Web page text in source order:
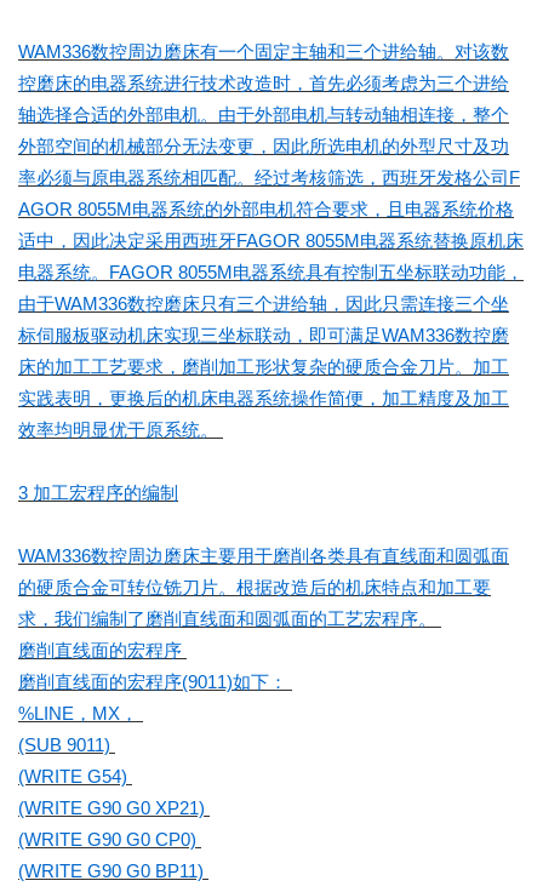
WAM336数控周边磨床有一个固定主轴和三个进给轴。对该数
控磨床的电器系统进行技术改造时，首先必须考虑为三个进给
轴选择合适的外部电机。由于外部电机与转动轴相连接，整个
外部空间的机械部分无法变更，因此所选电机的外型尺寸及功
率必须与原电器系统相匹配。经过考核筛选，西班牙发格公司F
AGOR 8055M电器系统的外部电机符合要求，且电器系统价格
适中，因此决定采用西班牙FAGOR 8055M电器系统替换原机床
电器系统。FAGOR 8055M电器系统具有控制五坐标联动功能，
由于WAM336数控磨床只有三个进给轴，因此只需连接三个坐
标伺服板驱动机床实现三坐标联动，即可满足WAM336数控磨
床的加工工艺要求，磨削加工形状复杂的硬质合金刀片。加工
实践表明，更换后的机床电器系统操作简便，加工精度及加工
效率均明显优于原系统。
3 加工宏程序的编制
WAM336数控周边磨床主要用于磨削各类具有直线面和圆弧面
的硬质合金可转位铣刀片。根据改造后的机床特点和加工要
求，我们编制了磨削直线面和圆弧面的工艺宏程序。
磨削直线面的宏程序
磨削直线面的宏程序(9011)如下：
%LINE，MX，
(SUB 9011)
(WRITE G54)
(WRITE G90 G0 XP21)
(WRITE G90 G0 CP0)
(WRITE G90 G0 BP11)